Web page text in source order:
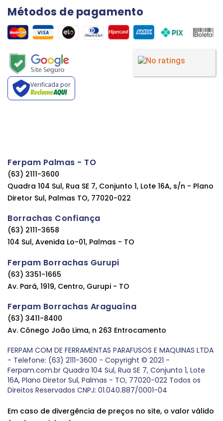
Métodos de pagamento
Verificada por
Ferpam Palmas - TO
(63) 2111-3600
Quadra 104 Sul, Rua SE 7, Conjunto 1, Lote 16A, s/n - Plano
Diretor Sul, Palmas TO, 77020-022
Borrachas Confiança
(63) 2111-3658
104 Sul, Avenida Lo-01, Palmas - TO
Ferpam Borrachas Gurupi
(63) 3351-1665
Av. Pará, 1919, Centro, Gurupi - TO
Ferpam Borrachas Araguaína
(63) 3411-8400
Av. Cônego João Lima, n 263 Entrocamento
FERPAM COM DE FERRAMENTAS PARAFUSOS E MAQUINAS LTDA
- Telefone: (63) 2111-3600 - Copyright © 2021 -
Ferpam.com.br Quadra 104 Sul, Rua SE 7, Conjunto 1, Lote
16A, Plano Diretor Sul, Palmas - TO, 77020-022 Todos os
Direitos Reservados CNPJ: 01.040.887/0001-04
Em caso de divergência de preços no site, o valor válido